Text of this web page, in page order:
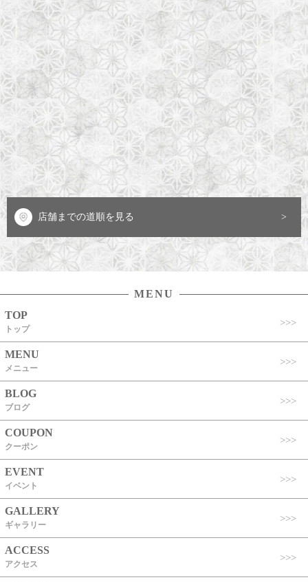
店舗までの道順を見る
MENU
TOP
トップ
MENU
メニュー
BLOG
ブログ
COUPON
クーポン
EVENT
イベント
GALLERY
ギャラリー
ACCESS
アクセス